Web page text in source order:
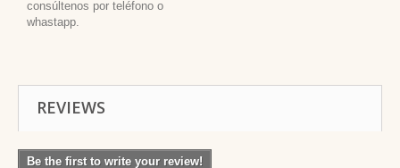
consúltenos por teléfono o
whastapp.
REVIEWS
Be the first to write your review!